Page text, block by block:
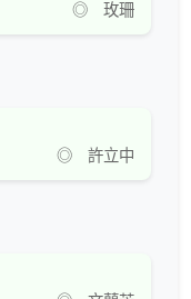
◎ 玫珊
◎ 許立中